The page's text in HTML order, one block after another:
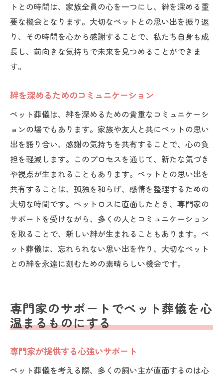
トとの時間は、家族全員の心を一つにし、絆を深める重
要な機会となります。大切なペットとの思い出を振り返
り、その時間を心から感謝することで、私たち自身も成
長し、前向きな気持ちで未来を見つめることができま
す。
絆を深めるためのコミュニケーション
ペット葬儀は、絆を深めるための貴重なコミュニケーシ
ョンの場でもあります。家族や友人と共にペットの思い
出を語り合い、感謝の気持ちを共有することで、心の負
担を軽減します。このプロセスを通じて、新たな気づき
や視点が生まれることもあります。ペットとの思い出を
共有することは、孤独を和らげ、感情を整理するための
大切な時間です。ペットロスに直面したとき、専門家の
サポートを受けながら、多くの人とコミュニケーション
を取ることで、新しい絆が生まれることもあります。ペ
ット葬儀は、忘れられない思い出を作り、大切なペット
との絆を永遠に刻むための素晴らしい機会です。
専門家のサポートでペット葬儀を心
温まるものにする
専門家が提供する心強いサポート
ペット葬儀を考える際、多くの飼い主が直面するのは心